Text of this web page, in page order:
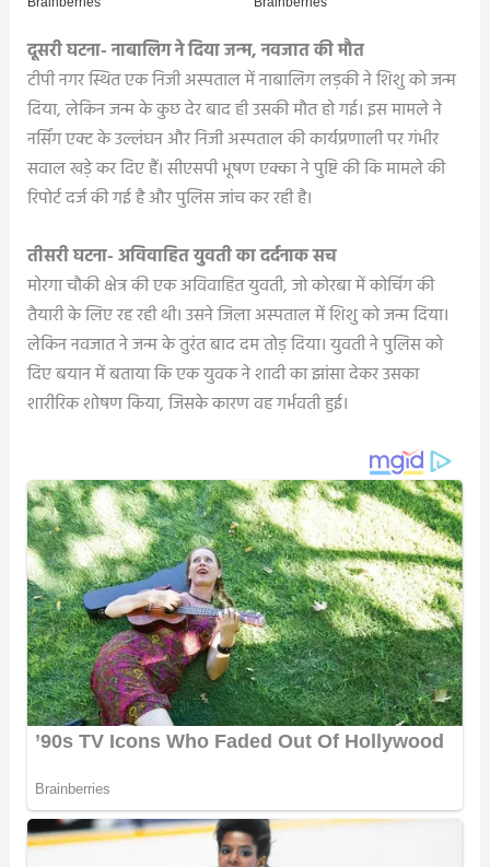
दूसरी घटना- नाबालिग ने दिया जन्म, नवजात की मौत
टीपी नगर स्थित एक निजी अस्पताल में नाबालिग लड़की ने शिशु को जन्म
दिया, लेकिन जन्म के कुछ देर बाद ही उसकी मौत हो गई। इस मामले ने
नर्सिंग एक्ट के उल्लंघन और निजी अस्पताल की कार्यप्रणाली पर गंभीर
सवाल खड़े कर दिए हैं। सीएसपी भूषण एक्का ने पुष्टि की कि मामले की
रिपोर्ट दर्ज की गई है और पुलिस जांच कर रही है।
तीसरी घटना- अविवाहित युवती का दर्दनाक सच
मोरगा चौकी क्षेत्र की एक अविवाहित युवती, जो कोरबा में कोचिंग की
तैयारी के लिए रह रही थी। उसने जिला अस्पताल में शिशु को जन्म दिया।
लेकिन नवजात ने जन्म के तुरंत बाद दम तोड़ दिया। युवती ने पुलिस को
दिए बयान में बताया कि एक युवक ने शादी का झांसा देकर उसका
शारीरिक शोषण किया, जिसके कारण वह गर्भवती हुई।